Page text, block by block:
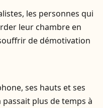
les personnes qui
leur chambre en
de démotivation
ses hauts et ses
passait plus de temps à